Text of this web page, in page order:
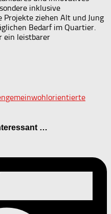
inklusive
ziehen Alt und Jung
Bedarf im Quartier.
ein leistbarer
gemeinwohlorientierte
…